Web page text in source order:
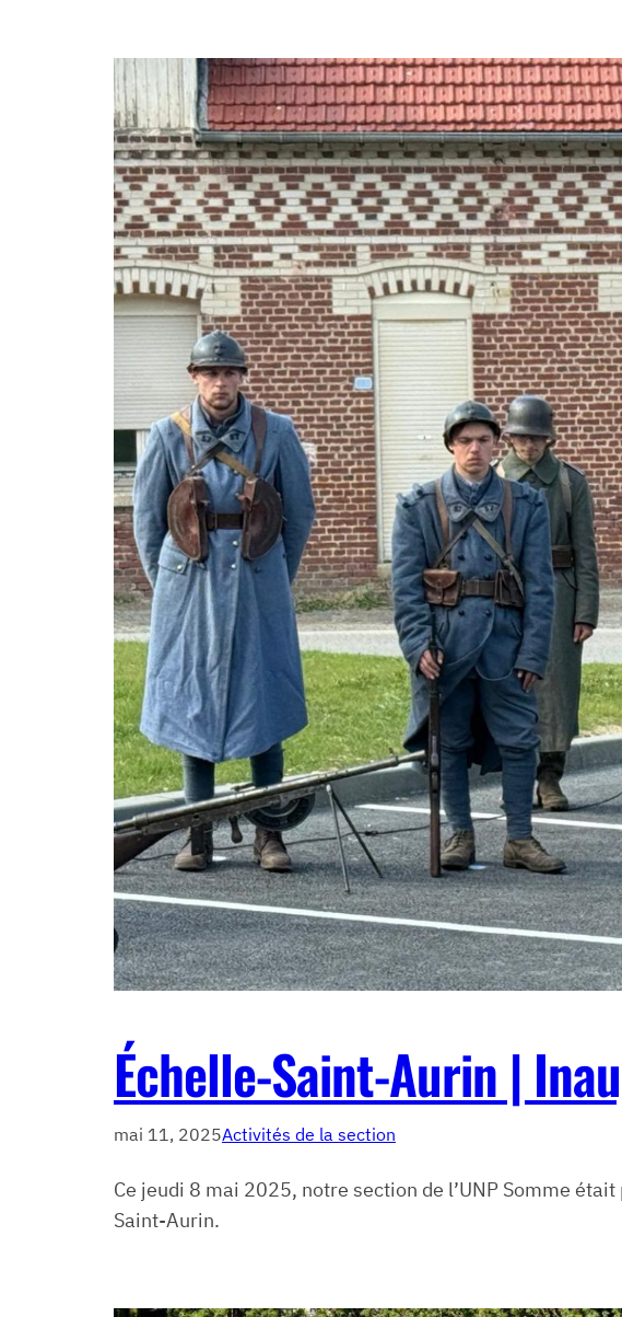
Échelle-Saint-Aurin |
mai 11, 2025Activités de la section
Ce jeudi 8 mai 2025, notre section de l’UNP Somme
Saint-Aurin.